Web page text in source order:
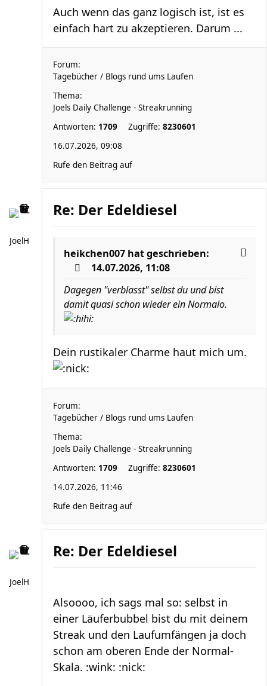
Auch wenn das ganz logisch ist, ist es
einfach hart zu akzeptieren. Darum ...
Forum:
Tagebücher / Blogs rund ums Laufen
Thema:
Joels Daily Challenge - Streakrunning
Antworten: 1709 Zugriffe: 8230601
16.07.2026, 09:08
Rufe den Beitrag auf
JoelH
Re: Der Edeldiesel
heikchen007 hat geschrieben:
14.07.2026, 11:08
Dagegen "verblasst" selbst du und bist
damit quasi schon wieder ein Normalo.
Dein rustikaler Charme haut mich um.
Forum:
Tagebücher / Blogs rund ums Laufen
Thema:
Joels Daily Challenge - Streakrunning
Antworten: 1709 Zugriffe: 8230601
14.07.2026, 11:46
Rufe den Beitrag auf
JoelH
Re: Der Edeldiesel
Alsoooo, ich sags mal so: selbst in
einer Läuferbubbel bist du mit deinem
Streak und den Laufumfängen ja doch
schon am oberen Ende der Normal-
Skala. :wink: :nick: